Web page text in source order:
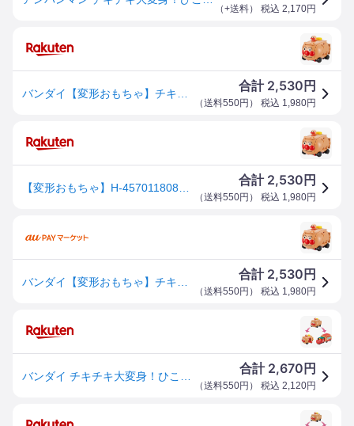
（+送料） 税込 2,170円
合計 2,530 円
（送料550円 ） 税込 1,980円
合計 2,530 円
（送料550円 ） 税込 1,980円
合計 2,530 円
（送料550円 ） 税込 1,980円
合計 2,670 円
（送料550円 ） 税込 2,120円